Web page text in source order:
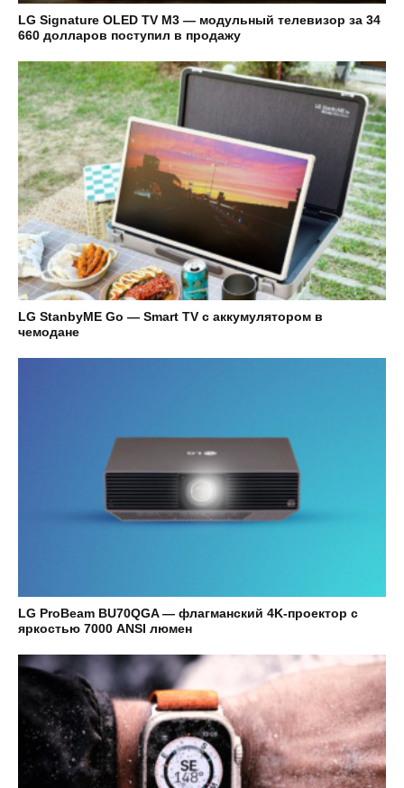
LG Signature OLED TV M3 — модульный телевизор за 34
660 долларов поступил в продажу
LG StanbyME Go — Smart TV с аккумулятором в
чемодане
LG ProBeam BU70QGA — флагманский 4K-проектор с
яркостью 7000 ANSI люмен